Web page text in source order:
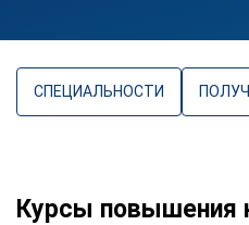
СПЕЦИАЛЬНОСТИ
Курсы повышения